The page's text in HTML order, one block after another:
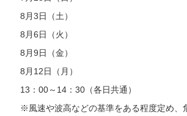
8月3日（土）
8月6日（火）
8月9日（金）
8月12日（月）
13：00～14：30（各日共通）
※風速や波高などの基準をある程度定め、